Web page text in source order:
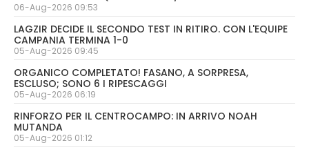
06-Aug-2026 09:53
LAGZIR DECIDE IL SECONDO TEST IN RITIRO. CON L'EQUIPE
CAMPANIA TERMINA 1-0
05-Aug-2026 09:45
ORGANICO COMPLETATO! FASANO, A SORPRESA,
ESCLUSO; SONO 6 I RIPESCAGGI
05-Aug-2026 06:19
RINFORZO PER IL CENTROCAMPO: IN ARRIVO NOAH
MUTANDA
05-Aug-2026 01:12